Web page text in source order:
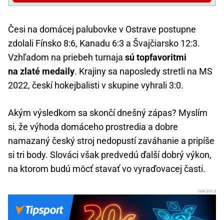
Česi na domácej palubovke v Ostrave postupne
zdolali Fínsko 8:6, Kanadu 6:3 a Švajčiarsko 12:3.
Vzhľadom na priebeh turnaja sú topfavoritmi
na zlaté medaily. Krajiny sa naposledy stretli na MS
2022, českí hokejbalisti v skupine vyhrali 3:0.
Akým výsledkom sa skončí dnešný zápas? Myslím
si, že výhoda domáceho prostredia a dobre
namazaný český stroj nedopustí zaváhanie a pripíše
si tri body. Slováci však predvedú ďalší dobrý výkon,
na ktorom budú môcť stavať vo vyraďovacej časti.